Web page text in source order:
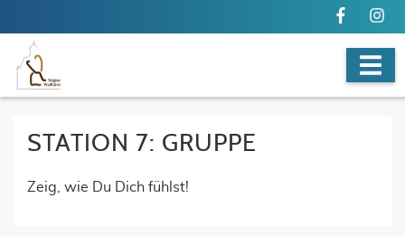
STATION 7: GRUPPE
Zeig, wie Du Dich fühlst!